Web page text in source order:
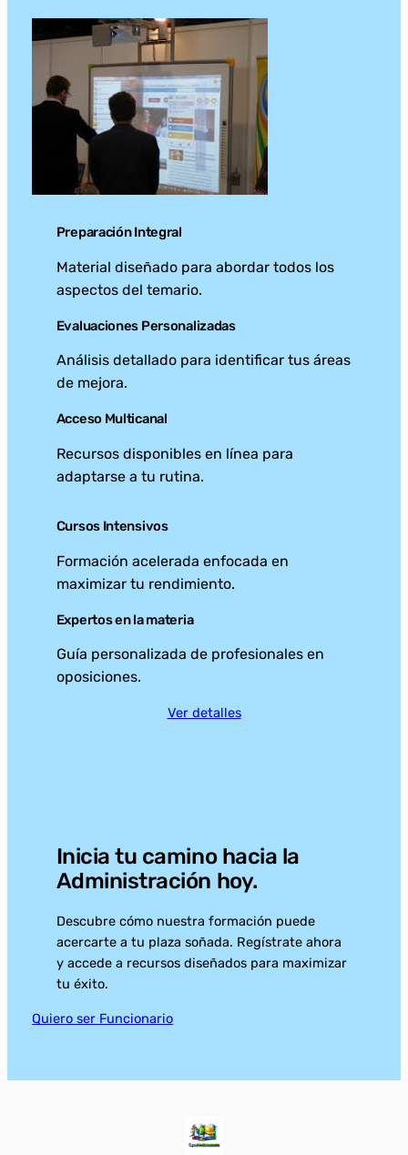
Preparación Integral
Material diseñado para abordar todos los
aspectos del temario.
Evaluaciones Personalizadas
Análisis detallado para identificar tus áreas
de mejora.
Acceso Multicanal
Recursos disponibles en línea para
adaptarse a tu rutina.
Cursos Intensivos
Formación acelerada enfocada en
maximizar tu rendimiento.
Expertos en la materia
Guía personalizada de profesionales en
oposiciones.
Ver detalles
Inicia tu camino hacia la
Administración hoy.
Descubre cómo nuestra formación puede
acercarte a tu plaza soñada. Regístrate ahora
y accede a recursos diseñados para maximizar
tu éxito.
Quiero ser Funcionario